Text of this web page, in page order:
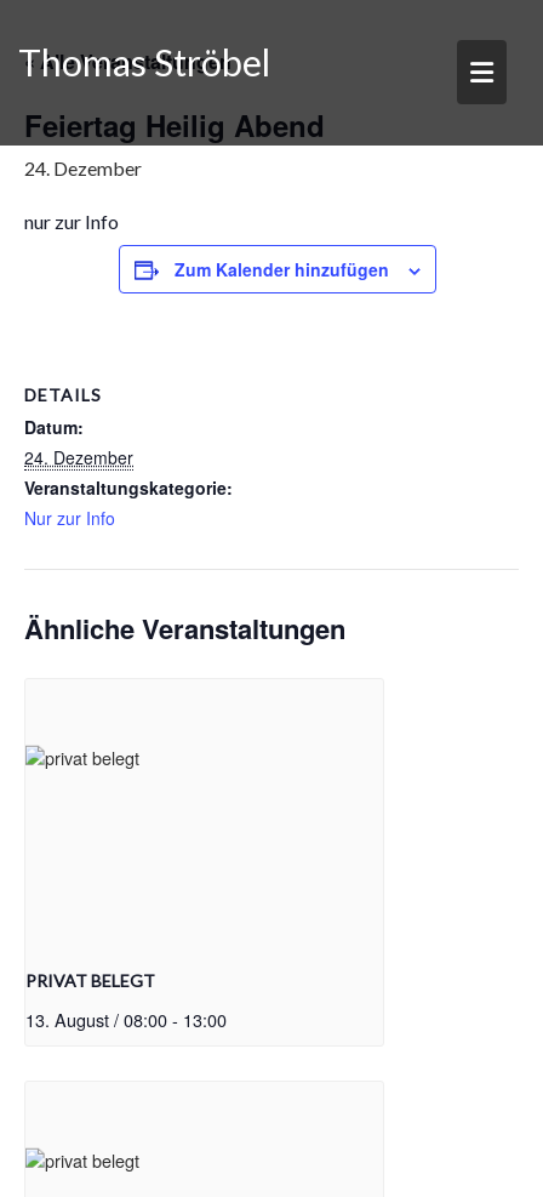
content
Thomas Ströbel
« Alle Veranstaltungen
Feiertag Heilig Abend
24. Dezember
nur zur Info
Zum Kalender hinzufügen
DETAILS
Datum:
24. Dezember
Veranstaltungskategorie:
Nur zur Info
Ähnliche Veranstaltungen
PRIVAT BELEGT
13. August / 08:00- 13:00